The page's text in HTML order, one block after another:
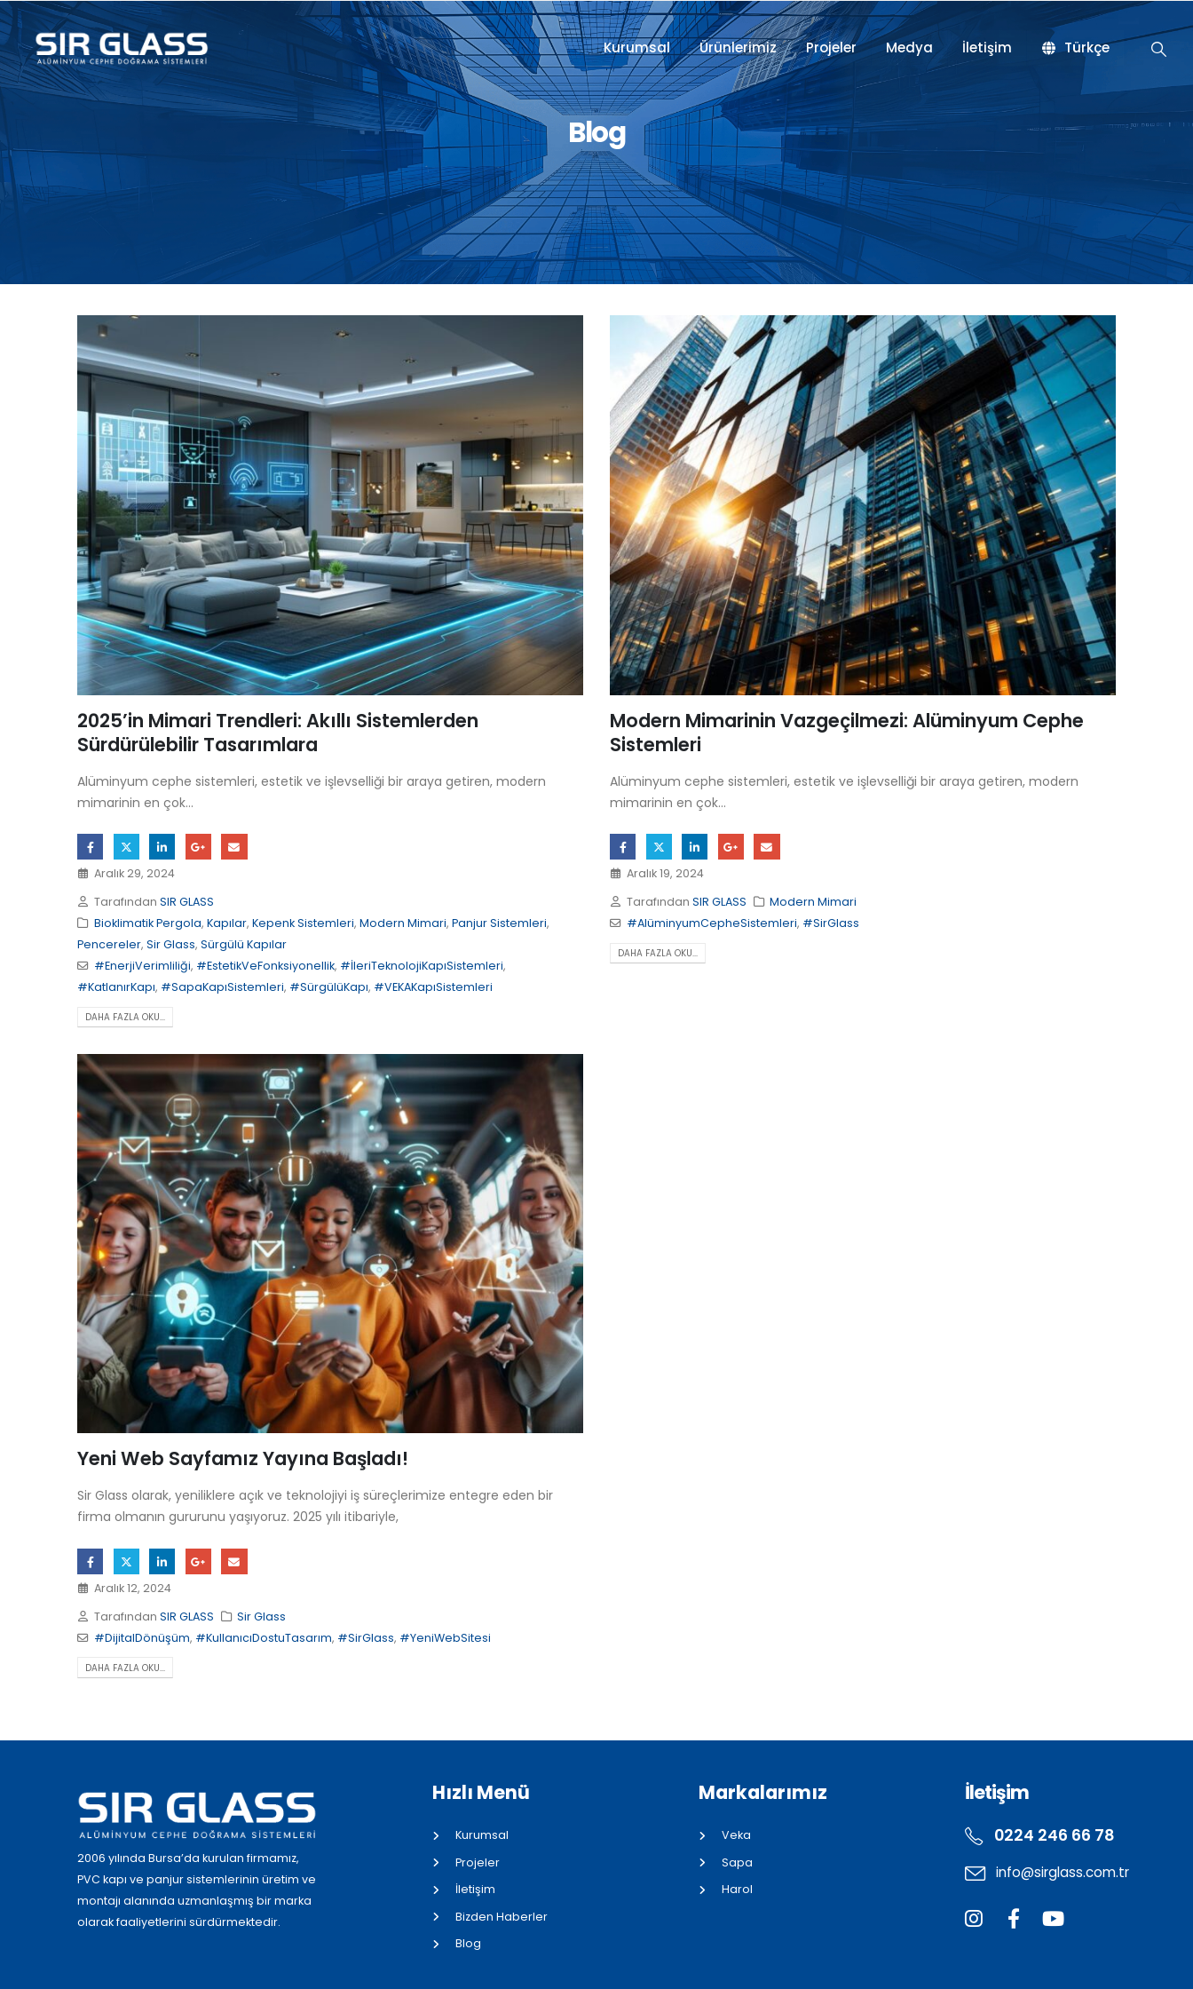
Kurumsal Ürünlerimiz Projeler Medya İletişim Türkçe
Blog
2025’in Mimari Trendleri: Akıllı Sistemlerden
Sürdürülebilir Tasarımlara
Alüminyum cephe sistemleri, estetik ve işlevselliği bir araya getiren, modern
mimarinin en çok...
Aralık 29, 2024
Tarafından SIR GLASS
Bioklimatik Pergola, Kapılar, Kepenk Sistemleri, Modern Mimari, Panjur Sistemleri,
Pencereler, Sir Glass, Sürgülü Kapılar
#EnerjiVerimliliği, #EstetikVeFonksiyonellik, #İleriTeknolojiKapıSistemleri,
#KatlanırKapı, #SapaKapıSistemleri, #SürgülüKapı, #VEKAKapıSistemleri
DAHA FAZLA OKU...
Modern Mimarinin Vazgeçilmezi: Alüminyum Cephe
Sistemleri
Alüminyum cephe sistemleri, estetik ve işlevselliği bir araya getiren, modern
mimarinin en çok...
Aralık 19, 2024
Tarafından SIR GLASS
Modern Mimari
#AlüminyumCepheSistemleri, #SirGlass
DAHA FAZLA OKU...
Yeni Web Sayfamız Yayına Başladı!
Sir Glass olarak, yeniliklere açık ve teknolojiyi iş süreçlerimize entegre eden bir
firma olmanın gururunu yaşıyoruz. 2025 yılı itibariyle,
Aralık 12, 2024
Tarafından SIR GLASS
Sir Glass
#DijitalDönüşüm, #KullanıcıDostuTasarım, #SirGlass, #YeniWebSitesi
DAHA FAZLA OKU...
2006 yılında Bursa’da kurulan firmamız,
PVC kapı ve panjur sistemlerinin üretim ve
montajı alanında uzmanlaşmış bir marka
olarak faaliyetlerini sürdürmektedir.
Hızlı Menü
Kurumsal
Projeler
İletişim
Bizden Haberler
Blog
Markalarımız
Veka
Sapa
Harol
İletişim
0224 246 66 78
info@sirglass.com.tr